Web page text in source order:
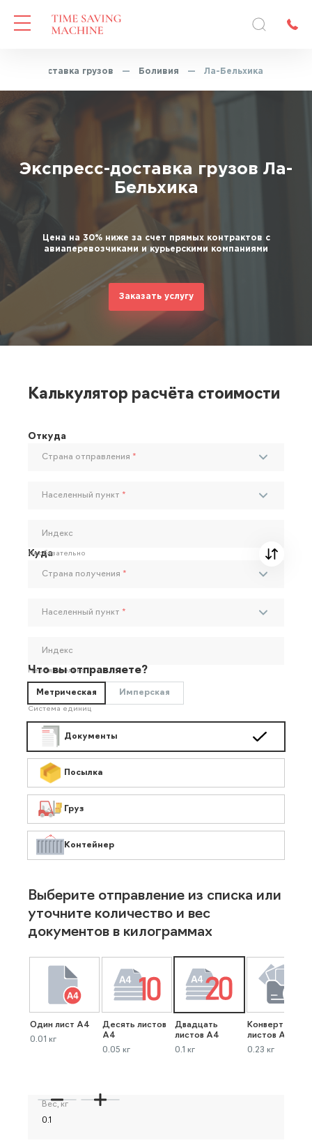
доставка грузов — Боливия — Ла-Бельхика
Экспресс-доставка грузов Ла-
Бельхика
Цена на 30% ниже за счет прямых контрактов с
авиаперевозчиками и курьерскими компаниями
Заказать услугу
Калькулятор расчёта стоимости
Откуда
Страна отправления *
Населенный пункт *
Индекс
Необязательно
Куда
Страна получения *
Населенный пункт *
Индекс
Необязательно
Что вы отправляете?
Метрическая Имперская
Система единиц
Документы
Посылка
Груз
Контейнер
Выберите отправление из списка или
уточните количество и вес
документов в килограммах
Один лист А4
0.01 кг
Десять листов
А4
0.05 кг
Двадцать
листов А4
0.1 кг
Конверт до 40
листов А4
0.23 кг
Вес, кг